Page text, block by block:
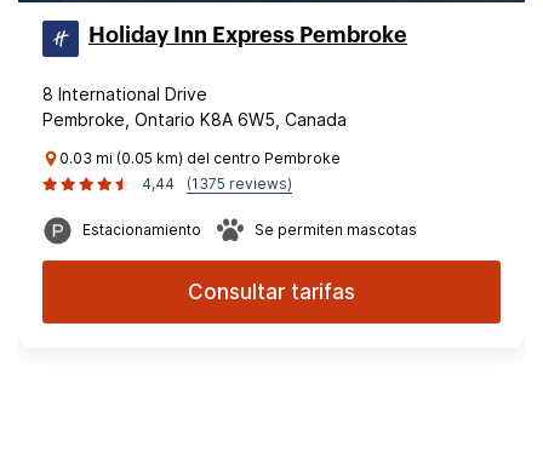
Holiday Inn Express Pembroke
8 International Drive
Pembroke, Ontario K8A 6W5, Canada
0.03 mi (0.05 km) del centro Pembroke
4,44
(1375 reviews)
Estacionamiento Se permiten mascotas
Consultar tarifas